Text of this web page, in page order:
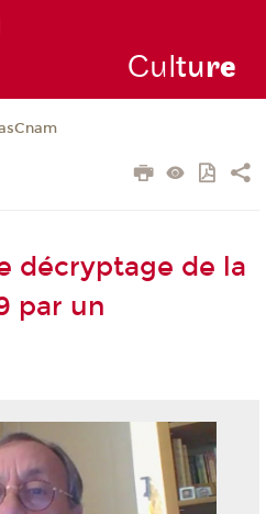
Culture
décryptage de la
par un